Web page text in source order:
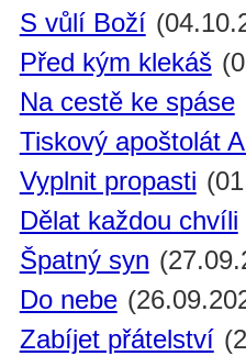
S vůlí Boží
Před kým klekáš
Na cestě ke spáse
Tiskový apoštolát
Vyplnit propasti
Dělat každou chvíli
Špatný syn
Do nebe
Zabíjet přátelství